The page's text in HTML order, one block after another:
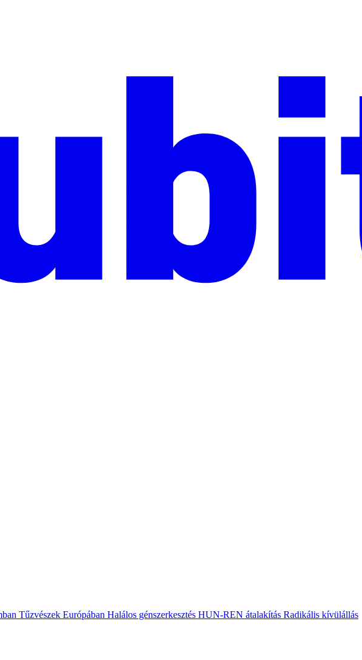
Tűzvészek Európában Halálos génszerkesztés HUN-REN átalakítás Radikális kívülállás